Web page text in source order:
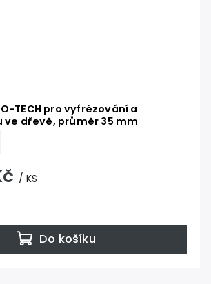
TECH pro vyfrézování a
ve dřevě, průměr 35 mm
/ KS
Do košíku